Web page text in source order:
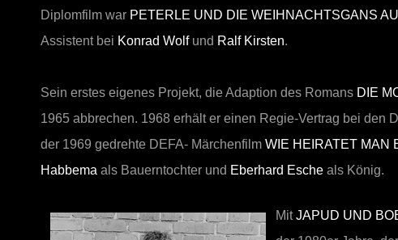
Diplomfilm war PETERLE UND DIE WEIHNACHTSGANS
Assistent bei Konrad Wolfund Ralf Kirsten.
Sein erstes eigenes Projekt, die Adaption des Romans DIE
1965 abbrechen. 1968 erhält er einen Regie-Vertrag bei den
der 1969 gedrehte DEFA- Märchenfilm WIE HEIRATET MAN
Habbema als Bauerntochter und Eberhard Esche als König.
MitJAPUD UND